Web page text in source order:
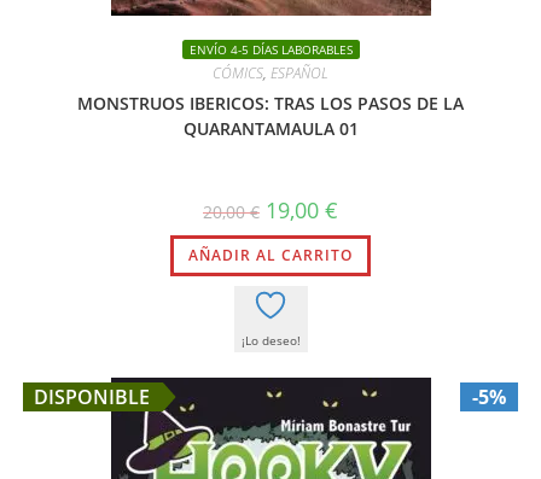
ENVÍO 4-5 DÍAS LABORABLES
CÓMICS, ESPAÑOL
MONSTRUOS IBERICOS: TRAS LOS PASOS DE LA
QUARANTAMAULA 01
20,00€ El
precio
original
era:
20,00 €.
19,00 €
actual
es:
19,00 €.
AÑADIR AL CARRITO
¡Lo deseo!
DISPONIBLE -5%